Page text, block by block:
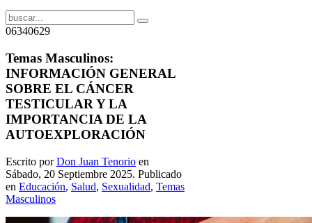
06340629
Temas Masculinos:
INFORMACIÓN GENERAL
SOBRE EL CÁNCER
TESTICULAR Y LA
IMPORTANCIA DE LA
AUTOEXPLORACIÓN
Escrito porDon Juan Tenorio en
Sábado, 20 Septiembre 2025. Publicado
en Educación, Salud, Sexualidad, Temas
Masculinos